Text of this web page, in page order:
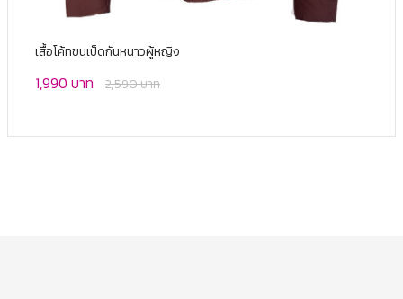
เสื้อโค้ทขนเป็ดกันหนาวผู้หญิง
1,990 บาท 2,590 บาท